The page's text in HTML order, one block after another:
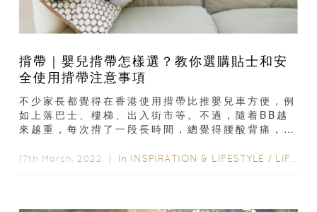
揹帶｜嬰兒揹帶怎樣選？教你選購貼士和安
全使用揹帶注意事項
不少家長都覺得在香港使用揹帶比推嬰兒車方便，例
如上落巴士、樓梯、出入街市等。不過，隨着BB越
來越重，每次揹了一段長時間，總覺得腰酸背痛，名
17th March, 2022 ｜ In INSPIRATION & LIFESTYLE / LIFESTYLE